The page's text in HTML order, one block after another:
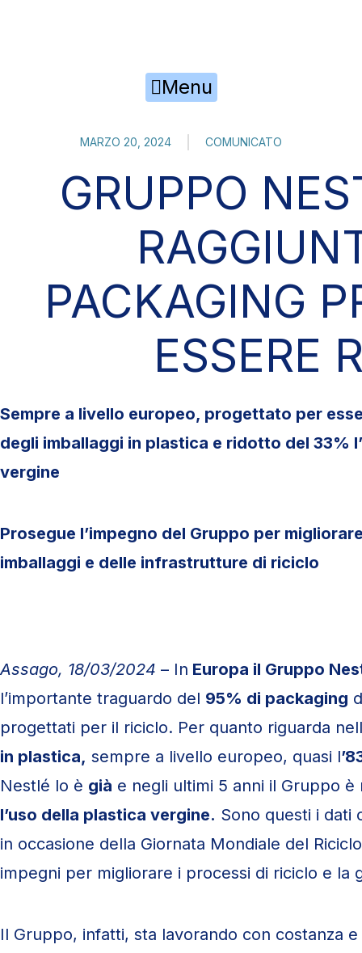
Menu
MARZO 20, 2024 COMUNICATO
GRUPPO
PACKAGING
ESSERE
Sempre a livello europeo, progettato per
degli imballaggi in plastica e ridotto del 33%
vergine
Prosegue l’impegno del Gruppo per
imballaggi e delle infrastrutture di riciclo
Assago, 18/03/2024 – In Europa il Gruppo
l’importante traguardo del 95% di packaging
progettati per il riciclo. Per quanto riguarda
in plastica, sempre a livello europeo, quasi l
Nestlé lo è già e negli ultimi 5 anni il Gruppo
l’uso della plastica vergine. Sono questi i dati
in occasione della Giornata Mondiale del
impegni per migliorare i processi di riciclo e la
Il Gruppo, infatti, sta lavorando con costanza